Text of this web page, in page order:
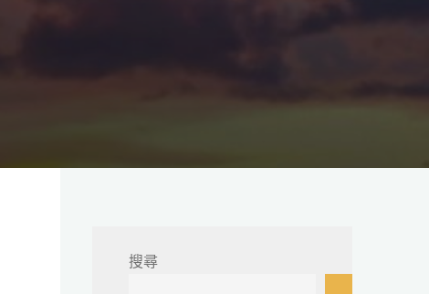
搜尋